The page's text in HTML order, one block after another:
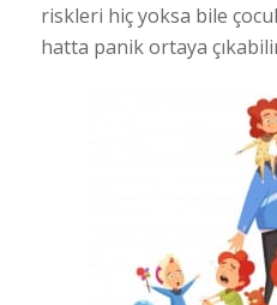
riskleri hiç yoksa bile
hatta panik ortaya